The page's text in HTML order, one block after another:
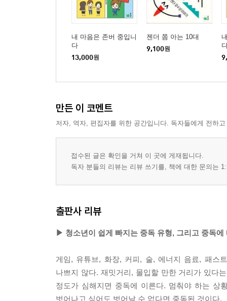
내 마음은 존버 중입니
다
13,000원
젠더 쫌 아는 10대
9,100원
만든 이 코멘트
저자, 역자, 편집자를 위한 공간입니다. 독자들에게 전하
접수된 글은 확인을 거쳐 이 곳에 게재됩니다.
독자 분들의 리뷰는 리뷰 쓰기를, 책에 대한 문의는
출판사 리뷰
▶ 청소년이 쉽게 빠지는 중독 유형, 그리고 중독
게임, 유튜브, 화장, 커피, 술, 에너지 음료, 패스
나쁘지 않다. 재밋거리, 몰입할 만한 거리가 있다
정도가 심해지면 중독에 이른다. 멈춰야 하는 상
벗어나고 싶어도 벗어날 수 없다면 중독된 것이다.